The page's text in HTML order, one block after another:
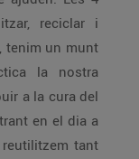
reciclar i
tenim un munt
la nostra
a la cura del
en el dia a
tant